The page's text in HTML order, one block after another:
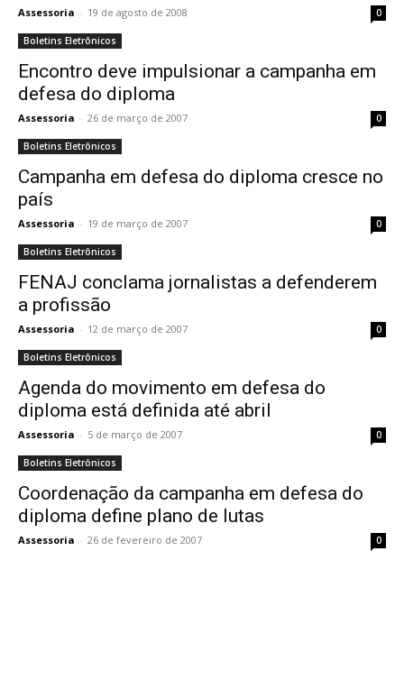
Assessoria - 19 de agosto de 2008 0
Boletins Eletrônicos
Encontro deve impulsionar a campanha em
defesa do diploma
Assessoria - 26 de março de 2007 0
Boletins Eletrônicos
Campanha em defesa do diploma cresce no
país
Assessoria - 19 de março de 2007 0
Boletins Eletrônicos
FENAJ conclama jornalistas a defenderem
a profissão
Assessoria - 12 de março de 2007 0
Boletins Eletrônicos
Agenda do movimento em defesa do
diploma está definida até abril
Assessoria - 5 de março de 2007 0
Boletins Eletrônicos
Coordenação da campanha em defesa do
diploma define plano de lutas
Assessoria - 26 de fevereiro de 2007 0